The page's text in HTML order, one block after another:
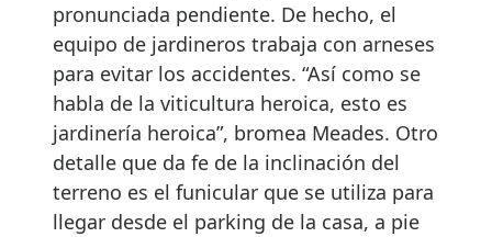
pronunciada pendiente. De hecho, el
equipo de jardineros trabaja con arneses
para evitar los accidentes. “Así como se
habla de la viticultura heroica, esto es
jardinería heroica”, bromea Meades. Otro
detalle que da fe de la inclinación del
terreno es el funicular que se utiliza para
llegar desde el parking de la casa, a pie